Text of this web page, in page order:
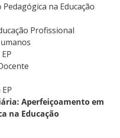
na Educação
Profissional
Aperfeiçoamento em
na Educação